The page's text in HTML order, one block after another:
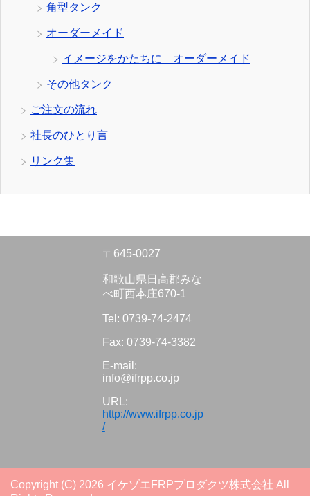
角型タンク
オーダーメイド
イメージをかたちに オーダーメイド
その他タンク
ご注文の流れ
社長のひとり言
リンク集
〒645-0027
和歌山県日高郡みな
べ町西本庄670-1
Tel: 0739-74-2474
Fax: 0739-74-3382
E-mail:
info@ifrpp.co.jp
URL:
http://www.ifrpp.co.jp
/
Copyright (C) 2026 イケゾエFRPプロダクツ株式会社 All